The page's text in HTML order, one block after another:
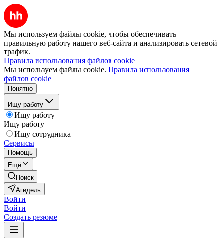
Мы используем файлы cookie, чтобы обеспечивать
правильную работу нашего веб-сайта и анализировать сетевой
трафик.
Правила использования файлов cookie
Мы используем файлы cookie. Правила использования
файлов cookie
Понятно
Ищу работу
Ищу работу
Ищу работу
Ищу сотрудника
Сервисы
Помощь
Ещё
Поиск
Агидель
Войти
Войти
Создать резюме